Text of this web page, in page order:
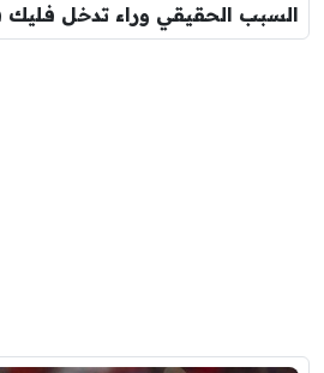
السبب الحقيقي وراء تدخل